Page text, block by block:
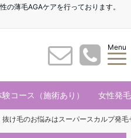
の薄毛AGAケアを行っております。
Menu
コース（施術あり） 女性発
け毛のお悩みはスーパースカルプ発